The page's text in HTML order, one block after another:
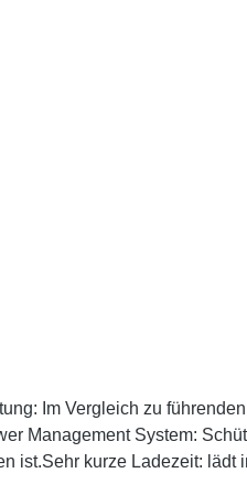
Im Vergleich zu
Management System:
ist.Sehr kurze Ladezeit: